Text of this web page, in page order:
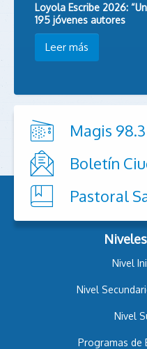
Loyola Escribe 2026:
195 jóvenes autores
Leer más
Magis 98.3
Boletín
Pastoral
Nivel
Nivel
Nivel
Programas de